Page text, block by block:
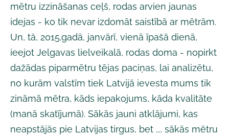
mētru izzināšanas ceļš, rodas arvien jaunas
idejas - ko tik nevar izdomāt saistībā ar mētrām.
Un, tā, 2015.gadā, janvārī, vienā īpašā dienā,
ieejot Jelgavas lielveikalā, rodas doma - nopirkt
dažādas piparmētru tējas paciņas, lai analizētu,
no kurām valstīm tiek Latvijā ievesta mums tik
zināmā mētra, kāds iepakojums, kāda kvalitāte
(manā skatījumā). Sākās jauni atklājumi, kas
neapstājās pie Latvijas tirgus, bet .... sākās mētru